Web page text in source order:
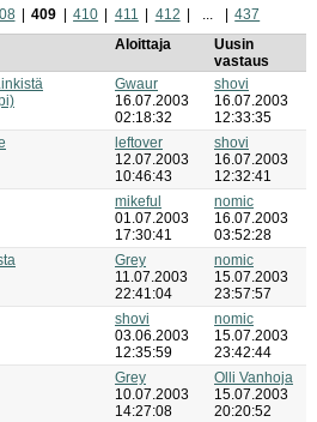
409 410 411 412 ...
437
Aloittaja
Uusin
vastaus
Gwaur
16.07.2003
02:18:32
shovi
16.07.2003
12:33:35
leftover
12.07.2003
10:46:43
shovi
16.07.2003
12:32:41
mikeful
01.07.2003
17:30:41
nomic
16.07.2003
03:52:28
Grey
11.07.2003
22:41:04
nomic
15.07.2003
23:57:57
shovi
03.06.2003
12:35:59
nomic
15.07.2003
23:42:44
Grey
10.07.2003
14:27:08
Olli Vanhoja
15.07.2003
20:20:52